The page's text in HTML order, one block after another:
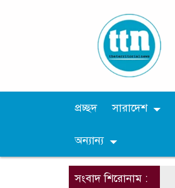
প্রচ্ছদ সারাদেশ
অন্যান্য
সংবাদ শিরোনাম :